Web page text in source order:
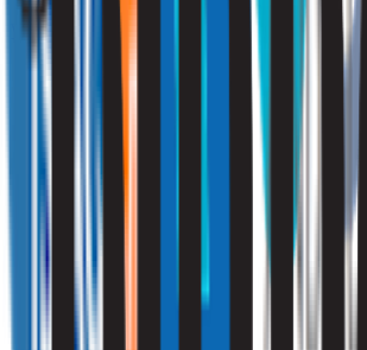
Vraag een offerte aan